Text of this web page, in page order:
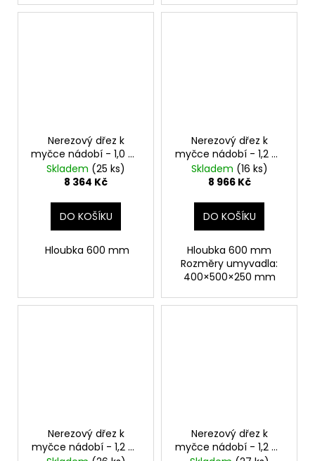
Nerezový dřez k
myčce nádobí - 1,0 m,
1 umyvadlo vpravo,
hloubka 60 cm
Skladem (25 ks)
8 364 Kč
DO KOŠÍKU
Hloubka 600 mm
Nerezový dřez k
myčce nádobí - 1,2 m,
1 umyvadlo vlevo,
hloubka 60 cm
Skladem (16 ks)
8 966 Kč
DO KOŠÍKU
Hloubka 600 mm
Rozměry umyvadla:
400×500×250 mm
Nerezový dřez k
myčce nádobí - 1,2 m,
Nerezový dřez k
myčce nádobí - 1,2 m,